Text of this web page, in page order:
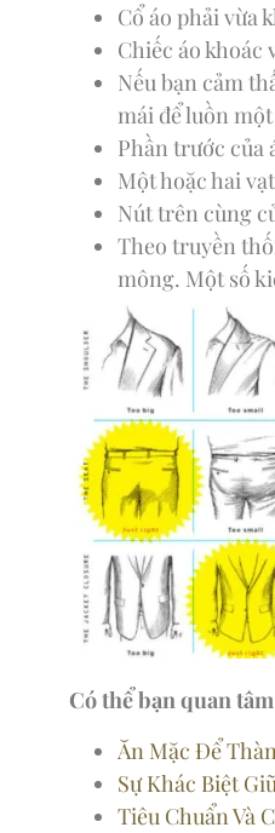
Cổ áo phải vừa
Chiếc áo khoác
Nếu bạn cảm
mái để luồn
Phần trước của
Một hoặc hai
Nút trên cùng
Theo truyền
mông. Một số
Có thể bạn quan
Ăn Mặc Để
Sự Khác Biệt
Tiêu Chuẩn Và